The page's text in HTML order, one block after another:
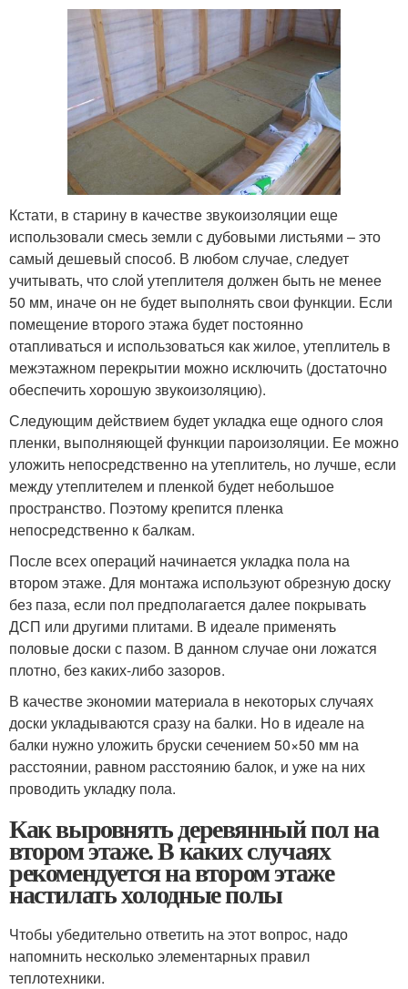
Кстати, в старину в качестве звукоизоляции еще
использовали смесь земли с дубовыми листьями – это
самый дешевый способ. В любом случае, следует
учитывать, что слой утеплителя должен быть не менее
50 мм, иначе он не будет выполнять свои функции. Если
помещение второго этажа будет постоянно
отапливаться и использоваться как жилое, утеплитель в
межэтажном перекрытии можно исключить (достаточно
обеспечить хорошую звукоизоляцию).
Следующим действием будет укладка еще одного слоя
пленки, выполняющей функции пароизоляции. Ее можно
уложить непосредственно на утеплитель, но лучше, если
между утеплителем и пленкой будет небольшое
пространство. Поэтому крепится пленка
непосредственно к балкам.
После всех операций начинается укладка пола на
втором этаже. Для монтажа используют обрезную доску
без паза, если пол предполагается далее покрывать
ДСП или другими плитами. В идеале применять
половые доски с пазом. В данном случае они ложатся
плотно, без каких-либо зазоров.
В качестве экономии материала в некоторых случаях
доски укладываются сразу на балки. Но в идеале на
балки нужно уложить бруски сечением 50×50 мм на
расстоянии, равном расстоянию балок, и уже на них
проводить укладку пола.
Как выровнять деревянный пол на
втором этаже. В каких случаях
рекомендуется на втором этаже
настилать холодные полы
Чтобы убедительно ответить на этот вопрос, надо
напомнить несколько элементарных правил
теплотехники.